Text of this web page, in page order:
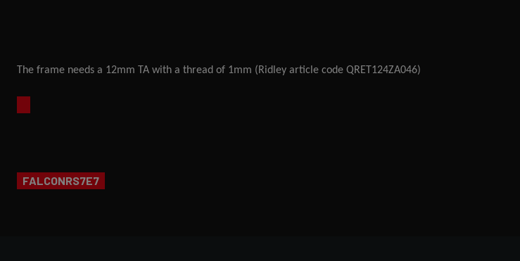
The frame needs a 12mm TA with a thread of 1mm (Ridley article code QRET124ZA046)
FALCONRS7E7